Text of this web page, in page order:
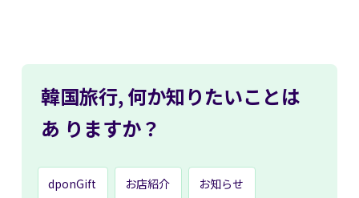
韓国旅行, 何か知りたいことは
あ りますか？
dponGift お店紹介 お知らせ